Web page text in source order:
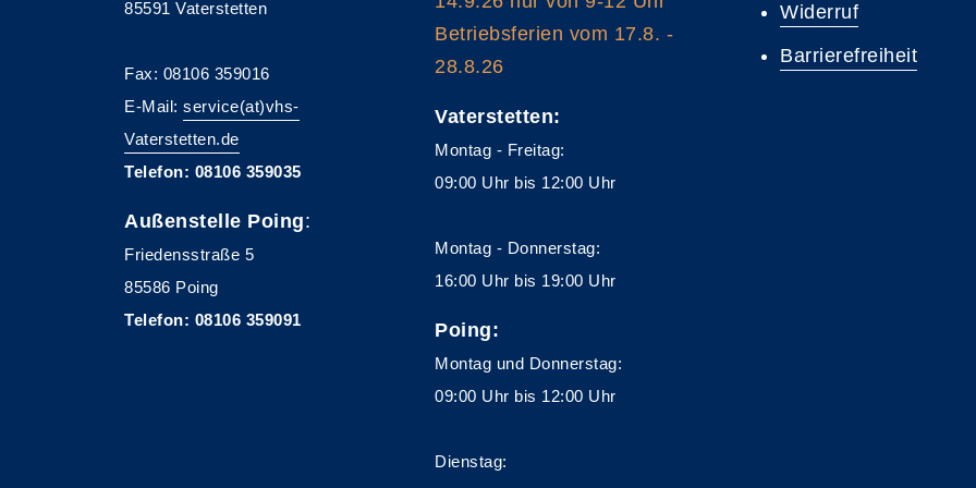
85591 Vaterstetten
Fax: 08106 359016
E-Mail: service(at)vhs-
Vaterstetten.de
Telefon: 08106 359035
Außenstelle Poing:
Friedensstraße 5
85586 Poing
Telefon: 08106 359091
Betriebsferien vom 17.8. -
28.8.26
Vaterstetten:
Montag - Freitag:
09:00 Uhr bis 12:00 Uhr
Montag - Donnerstag:
16:00 Uhr bis 19:00 Uhr
Poing:
Montag und Donnerstag:
09:00 Uhr bis 12:00 Uhr
Dienstag:
Widerruf
Barrierefreiheit